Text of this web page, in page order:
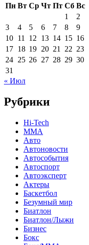
Пн Вт Ср Чт Пт Сб Вс
1
2
3
4 5 6 7 8
9
10 11 12 13 14 15 16
17 18 19 20 21 22 23
24 25 26 27 28 29 30
31
« Июл
Рубрики
Hi-Tech
MMA
Авто
Автоновости
Автособытия
Автоспорт
Автоэксперт
Актеры
Баскетбол
Безумный мир
Биатлон
Биатлон/Лыжи
Бизнес
Бокс